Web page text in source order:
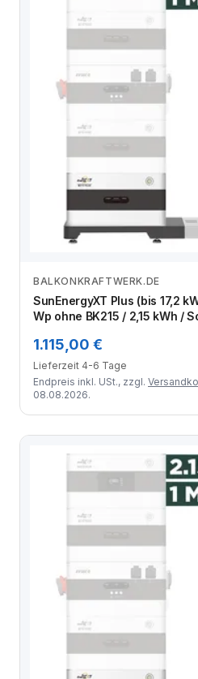
Zum
BALKONKRAFTWERK.DE
SunEnergyXT Plus (bis 17,2
Wp ohne BK215 / 2,15 kWh /
1.115,00 €
Lieferzeit 4-6 Tage
Endpreis inkl. USt., zzgl.
08.08.2026.